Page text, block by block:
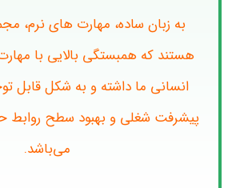
به زبان ساده، مهارت های نرم،
هستند که همبستگی بالایی با
انسانی ما داشته و به شکل قابل
پیشرفت شغلی و بهبود سطح روابط
می‌باشد.